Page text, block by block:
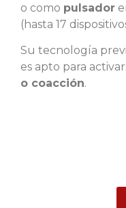
o como pulsador
(hasta 17
Su tecnología
es apto para
o coacción.